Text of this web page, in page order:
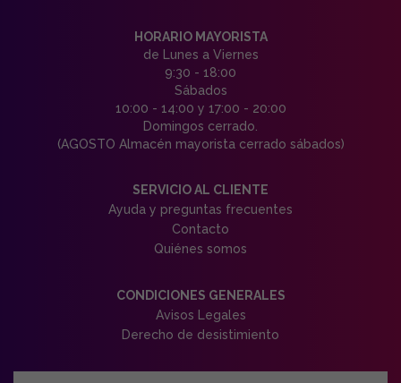
HORARIO MAYORISTA
de Lunes a Viernes
9:30 - 18:00
Sábados
10:00 - 14:00 y 17:00 - 20:00
Domingos cerrado.
(AGOSTO Almacén mayorista cerrado sábados)
SERVICIO AL CLIENTE
Ayuda y preguntas frecuentes
Contacto
Quiénes somos
CONDICIONES GENERALES
Avisos Legales
Derecho de desistimiento